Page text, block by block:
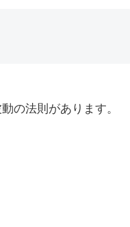
の法則があります。